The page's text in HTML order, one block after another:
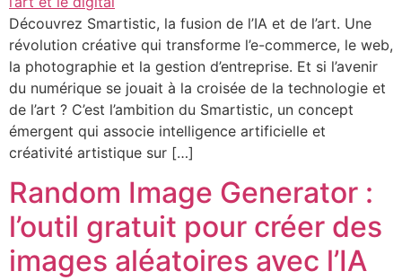
Découvrez Smartistic, la fusion de l’IA et de l’art. Une
révolution créative qui transforme l’e-commerce, le web,
la photographie et la gestion d’entreprise. Et si l’avenir
du numérique se jouait à la croisée de la technologie et
de l’art ? C’est l’ambition du Smartistic, un concept
émergent qui associe intelligence artificielle et
créativité artistique sur […]
Random Image Generator :
l’outil gratuit pour créer des
images aléatoires avec l’IA